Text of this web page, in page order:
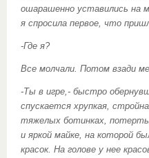
ошарашенно уставились на
я спросила первое, что
-Где я?
Все молчали. Потом взади
-Ты в игре,- быстро
спускается хрупкая,
тяжелых ботинках,
и яркой майке, на которой
красок. На голове у нее